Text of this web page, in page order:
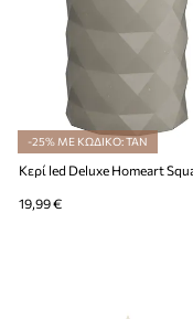
-25% ΜΕ ΚΩΔΙΚΟ: TAN
19,99 €